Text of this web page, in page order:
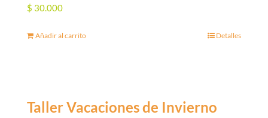
$ 30.000
Añadir al carrito Detalles
Taller Vacaciones de Invierno